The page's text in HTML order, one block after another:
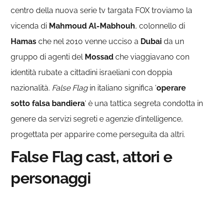
centro della nuova serie tv targata FOX troviamo la
vicenda di Mahmoud Al-Mabhouh, colonnello di
Hamas che nel 2010 venne ucciso a Dubai da un
gruppo di agenti del Mossad che viaggiavano con
identità rubate a cittadini israeliani con doppia
nazionalità. False Flagin italiano significa ‘operare
sotto falsa bandiera‘ è una tattica segreta condotta in
genere da servizi segreti e agenzie d’intelligence,
progettata per apparire come perseguita da altri.
False Flag cast, attori e
personaggi